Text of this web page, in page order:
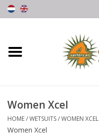
Home
Wetsuits
Gloves, Caps & Boots
Women Xcel
HOME/WETSUITS/WOMEN XCEL
Women Xcel